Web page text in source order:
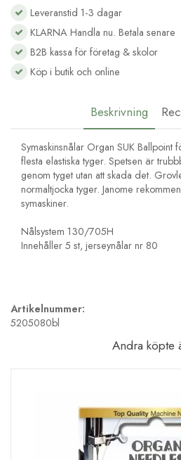
Leveranstid 1-3 dagar
KLARNA Handla nu. Betala senare
B2B kassa för företag & skolor
Köp i butik och online
Beskrivning
Symaskinsnålar Organ SUK Ballpoint
flesta elastiska tyger. Spetsen är
genom tyget utan att skada det.
normaltjocka tyger. Janome
symaskiner.
Nålsystem 130/705H
Innehåller 5 st, jerseynålar nr 80
Artikelnummer:
5205080bl
Andra köpte